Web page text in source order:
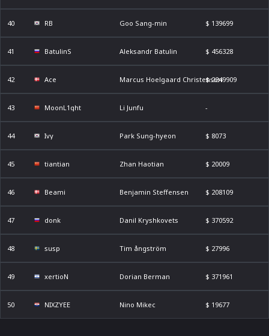
40 RB Goo Sang-min $ 139699
41 BatulinS Aleksandr Batulin $ 456328
42 Ace Marcus Hoelgaard Christensen$ 2249909
43 MoonL1ght Li Junfu -
44 Ivy Park Sung-hyeon $ 8073
45 tiantian Zhan Haotian $ 20009
46 Beami Benjamin Steffensen $ 208109
47 donk Danil Kryshkovets $ 370592
48 susp Tim ångström $ 27996
49 xertioN Dorian Berman $ 371961
50 NIXZYEE Nino Mikec $ 19677